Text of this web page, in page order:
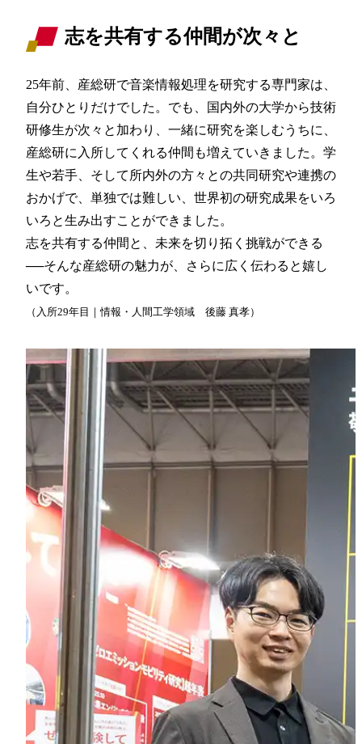
志を共有する仲間が次々と
25年前、産総研で音楽情報処理を研究する専門家は、
自分ひとりだけでした。でも、国内外の大学から技術
研修生が次々と加わり、一緒に研究を楽しむうちに、
産総研に入所してくれる仲間も増えていきました。学
生や若手、そして所内外の方々との共同研究や連携の
おかげで、単独では難しい、世界初の研究成果をいろ
いろと生み出すことができました。
志を共有する仲間と、未来を切り拓く挑戦ができる
──そんな産総研の魅力が、さらに広く伝わると嬉し
いです。
（入所29年目｜情報・人間工学領域 後藤 真孝）